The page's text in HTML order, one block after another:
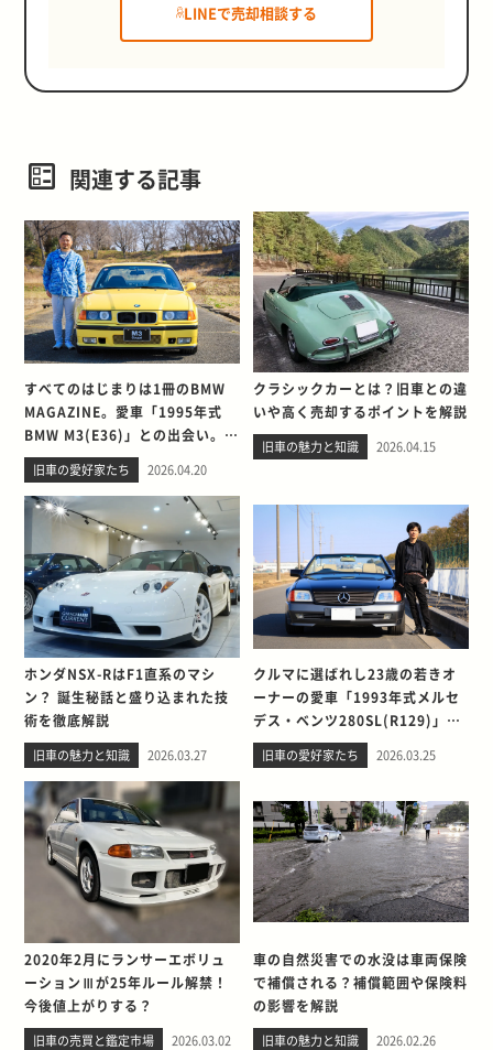
LINEで売却相談する
関連する記事
すべてのはじまりは1冊のBMW
MAGAZINE。愛車「1995年式
BMW M3(E36)」との出会い。そ
して別れを考える
旧車の愛好家たち 2026.04.20
クラシックカーとは？旧車との違
いや高く売却するポイントを解説
旧車の魅力と知識 2026.04.15
ホンダNSX-RはF1直系のマシ
ン？ 誕生秘話と盛り込まれた技
術を徹底解説
旧車の魅力と知識 2026.03.27
クルマに選ばれし23歳の若きオ
ーナーの愛車「1993年式メルセ
デス・ベンツ280SL(R129)」と
の出会い。そして別れを考える
旧車の愛好家たち 2026.03.25
2020年2月にランサーエボリュ
ーションⅢが25年ルール解禁！
今後値上がりする？
旧車の売買と鑑定市場 2026.03.02
車の自然災害での水没は車両保険
で補償される？補償範囲や保険料
の影響を解説
旧車の魅力と知識 2026.02.26